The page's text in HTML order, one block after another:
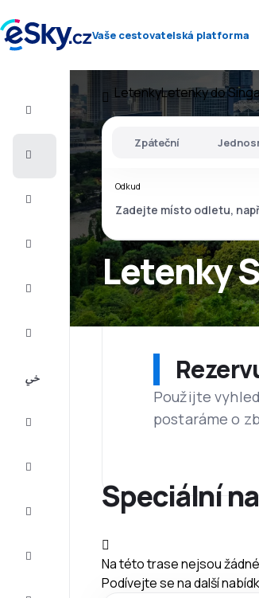
Vaše cestovatelská platforma
Let+Hotel
Letenky
Dovolená
2026/27
LetenkyLetenky do
Letenky
Zpáteční
Odkud
Použijte
postaráme o
Speciální
Na této trase nejsou
Podívejte se na další